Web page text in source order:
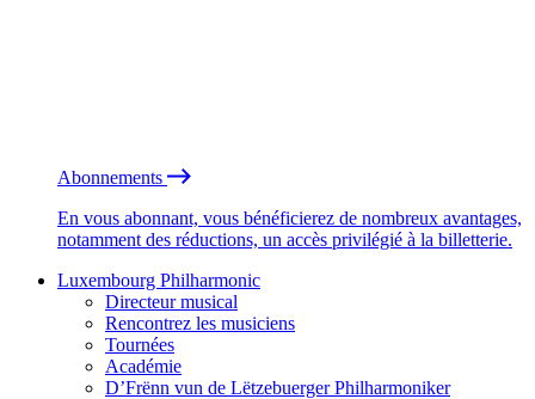
Abonnements
En vous abonnant, vous bénéficierez de nombreux avantages,
notamment des réductions, un accès privilégié à la billetterie.
Luxembourg Philharmonic
Directeur musical
Rencontrez les musiciens
Tournées
Académie
D’Frënn vun de Lëtzebuerger Philharmoniker